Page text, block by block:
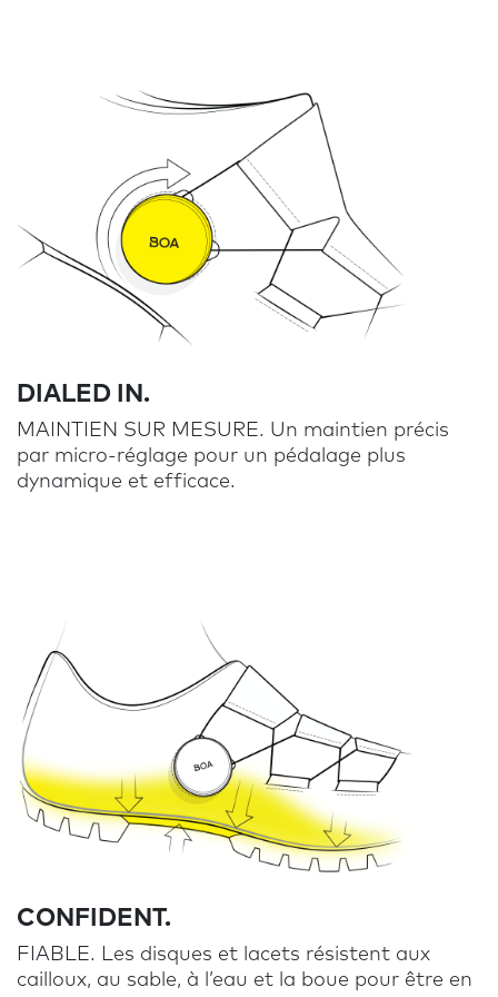
DIALED IN.
MAINTIEN SUR MESURE. Un maintien précis
par micro-réglage pour un pédalage plus
dynamique et efficace.
CONFIDENT.
FIABLE. Les disques et lacets résistent aux
cailloux, au sable, à l’eau et la boue pour être en